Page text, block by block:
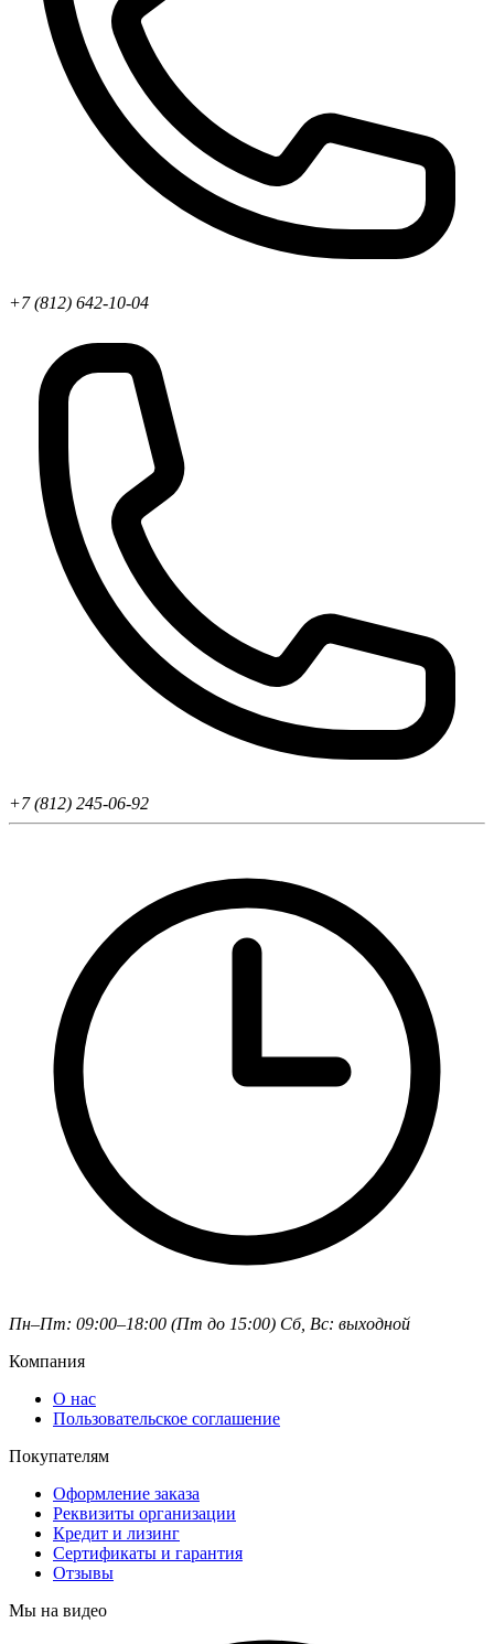
+7 (812) 642-10-04
+7 (812) 245-06-92
Пн–Пт: 09:00–18:00 (Пт до 15:00) Сб, Вс: выходной
Компания
О нас
Пользовательское соглашение
Покупателям
Оформление заказа
Реквизиты организации
Кредит и лизинг
Сертификаты и гарантия
Отзывы
Мы на видео